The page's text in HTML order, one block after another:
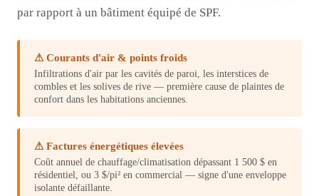
par rapport à un bâtiment équipé de SPF.
⚠ Courants d'air & points froids
Infiltrations d'air par les cavités de paroi, les interstices de
combles et les solives de rive — première cause de plaintes de
confort dans les habitations anciennes.
⚠ Factures énergétiques élevées
Coût annuel de chauffage/climatisation dépassant 1 500 $ en
résidentiel, ou 3 $/pi² en commercial — signe d'une enveloppe
isolante défaillante.